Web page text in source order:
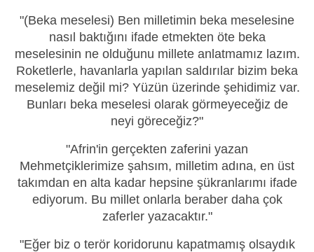
"(Beka meselesi) Ben milletimin beka meselesine
nasıl baktığını ifade etmekten öte beka
meselesinin ne olduğunu millete anlatmamız lazım.
Roketlerle, havanlarla yapılan saldırılar bizim beka
meselemiz değil mi? Yüzün üzerinde şehidimiz var.
Bunları beka meselesi olarak görmeyeceğiz de
neyi göreceğiz?"
"Afrin'in gerçekten zaferini yazan
Mehmetçiklerimize şahsım, milletim adına, en üst
takımdan en alta kadar hepsine şükranlarımı ifade
ediyorum. Bu millet onlarla beraber daha çok
zaferler yazacaktır."
"Eğer biz o terör koridorunu kapatmamış olsaydık